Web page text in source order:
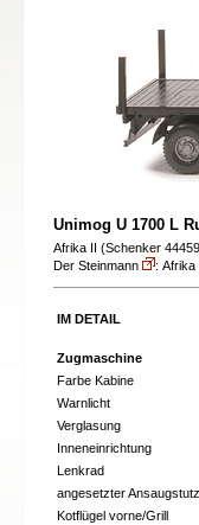
Unimog U 1700 L
Afrika II (Schenker
Der Steinmann
: Afrika
IM DETAIL
Zugmaschine
Farbe Kabine
Warnlicht
Verglasung
Inneneinrichtung
Lenkrad
angesetzter
Kotflügel vorne/Grill